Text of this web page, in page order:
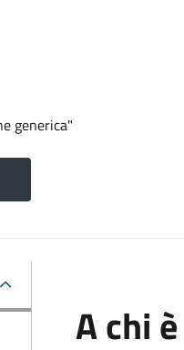
generica"
A chi